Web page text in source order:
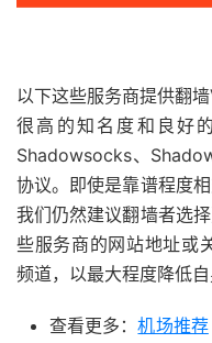
以下这些服务商提供翻
很高的知名度和良好
Shadowsocks、
协议。即使是靠谱程度
我们仍然建议翻墙者选
些服务商的网站地址或
频道，以最大程度降低自
查看更多：机场推荐